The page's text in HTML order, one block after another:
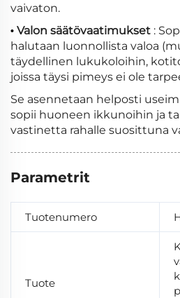
vaivaton.
• Valon säätövaatimukset :
halutaan luonnollista valoa
täydellinen lukukoloihin,
joissa täysi pimeys ei ole
Se asennetaan helposti
sopii huoneen ikkunoihin ja
vastinetta rahalle suosittuna
Parametrit
Tuotenumero
Tuote